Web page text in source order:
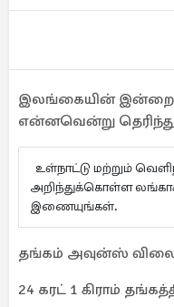
இலங்கையின் இன்றைய
என்னவென்று
உள்நாட்டு மற்றும்
அறிந்துக்கொள்ள
இணையுங்கள்.
தங்கம் அவுன்ஸ் விலை
24 கரட் 1 கிராம்